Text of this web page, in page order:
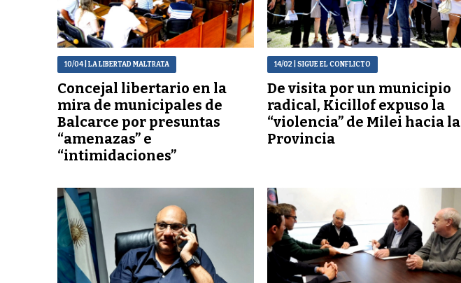
10/04| LA LIBERTAD MALTRATA
Concejal libertario en la
mira de municipales de
Balcarce por presuntas
“amenazas” e
“intimidaciones”
14/02| SIGUE EL CONFLICTO
De visita por un municipio
radical, Kicillof expuso la
“violencia” de Milei hacia la
Provincia